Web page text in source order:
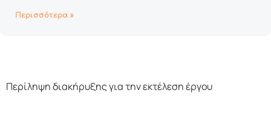
Περισσότερα »
Περίληψη διακήρυξης για την εκτέλεση έργου